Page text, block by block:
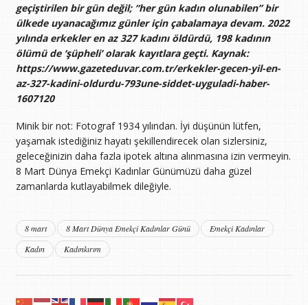
geçiştirilen bir gün değil; “her gün kadın olunabilen” bir
ülkede uyanacağımız günler için çabalamaya devam. 2022
yılında erkekler en az 327 kadını öldürdü, 198 kadının
ölümü de ‘şüpheli’ olarak kayıtlara geçti. Kaynak:
https://www.gazeteduvar.com.tr/erkekler-gecen-yil-en-
az-327-kadini-oldurdu-793une-siddet-uyguladi-haber-
1607120
Minik bir not: Fotograf 1934 yılından. İyi düşünün lütfen,
yaşamak istediğiniz hayatı şekillendirecek olan sizlersiniz,
geleceğinizin daha fazla ipotek altına alınmasına izin vermeyin.
8 Mart Dünya Emekçi Kadınlar Günümüzü daha güzel
zamanlarda kutlayabilmek dileğiyle.
8 mart 8 Mart Dünya Emekçi Kadınlar Günü
Emekçi Kadınlar
Kadın
Kadınkırım